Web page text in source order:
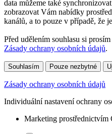
data můžeme také
zobrazovat Vám nabídky
kanálů, a to pouze v případě, že
Před udělením souhlasu si
Zásady ochrany osobních údajů.
Souhlasím Pouze nezbytné
Zásady ochrany osobních údajů
Individuální nastavení ochrany
Marketing prostřednictvím